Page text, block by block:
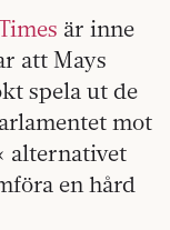
är inne
att Mays
spela ut de
mot
alternativet
en hård